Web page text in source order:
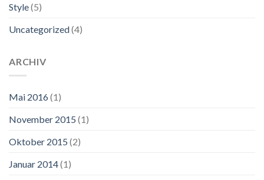
Style(5)
Uncategorized(4)
ARCHIV
Mai 2016(1)
November 2015 (1)
Oktober 2015 (2)
Januar 2014(1)